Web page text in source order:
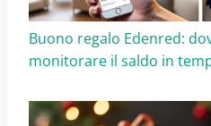
Buono regalo Edenred:
monitorare il saldo in